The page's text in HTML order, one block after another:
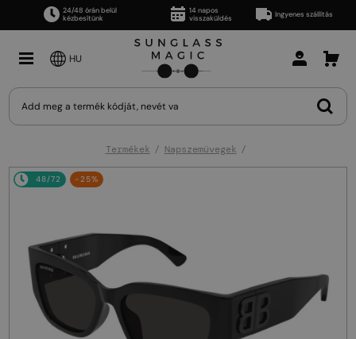
24/48 órán belül
kézbesítünk
14 napos
visszaküldés
Ingyenes szállítás
HU
Termékek Napszemüvegek
48/72 -25%